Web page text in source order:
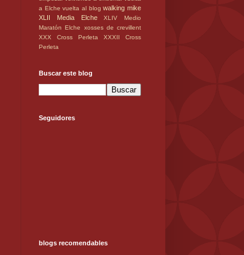
a Elche vuelta al blog walking mike
XLII Media Elche
XLIV Medio
Maratón Elche
xosses de crevillent
XXX Cross Perleta
XXXII Cross
Perleta
Buscar este blog
Seguidores
blogs recomendables